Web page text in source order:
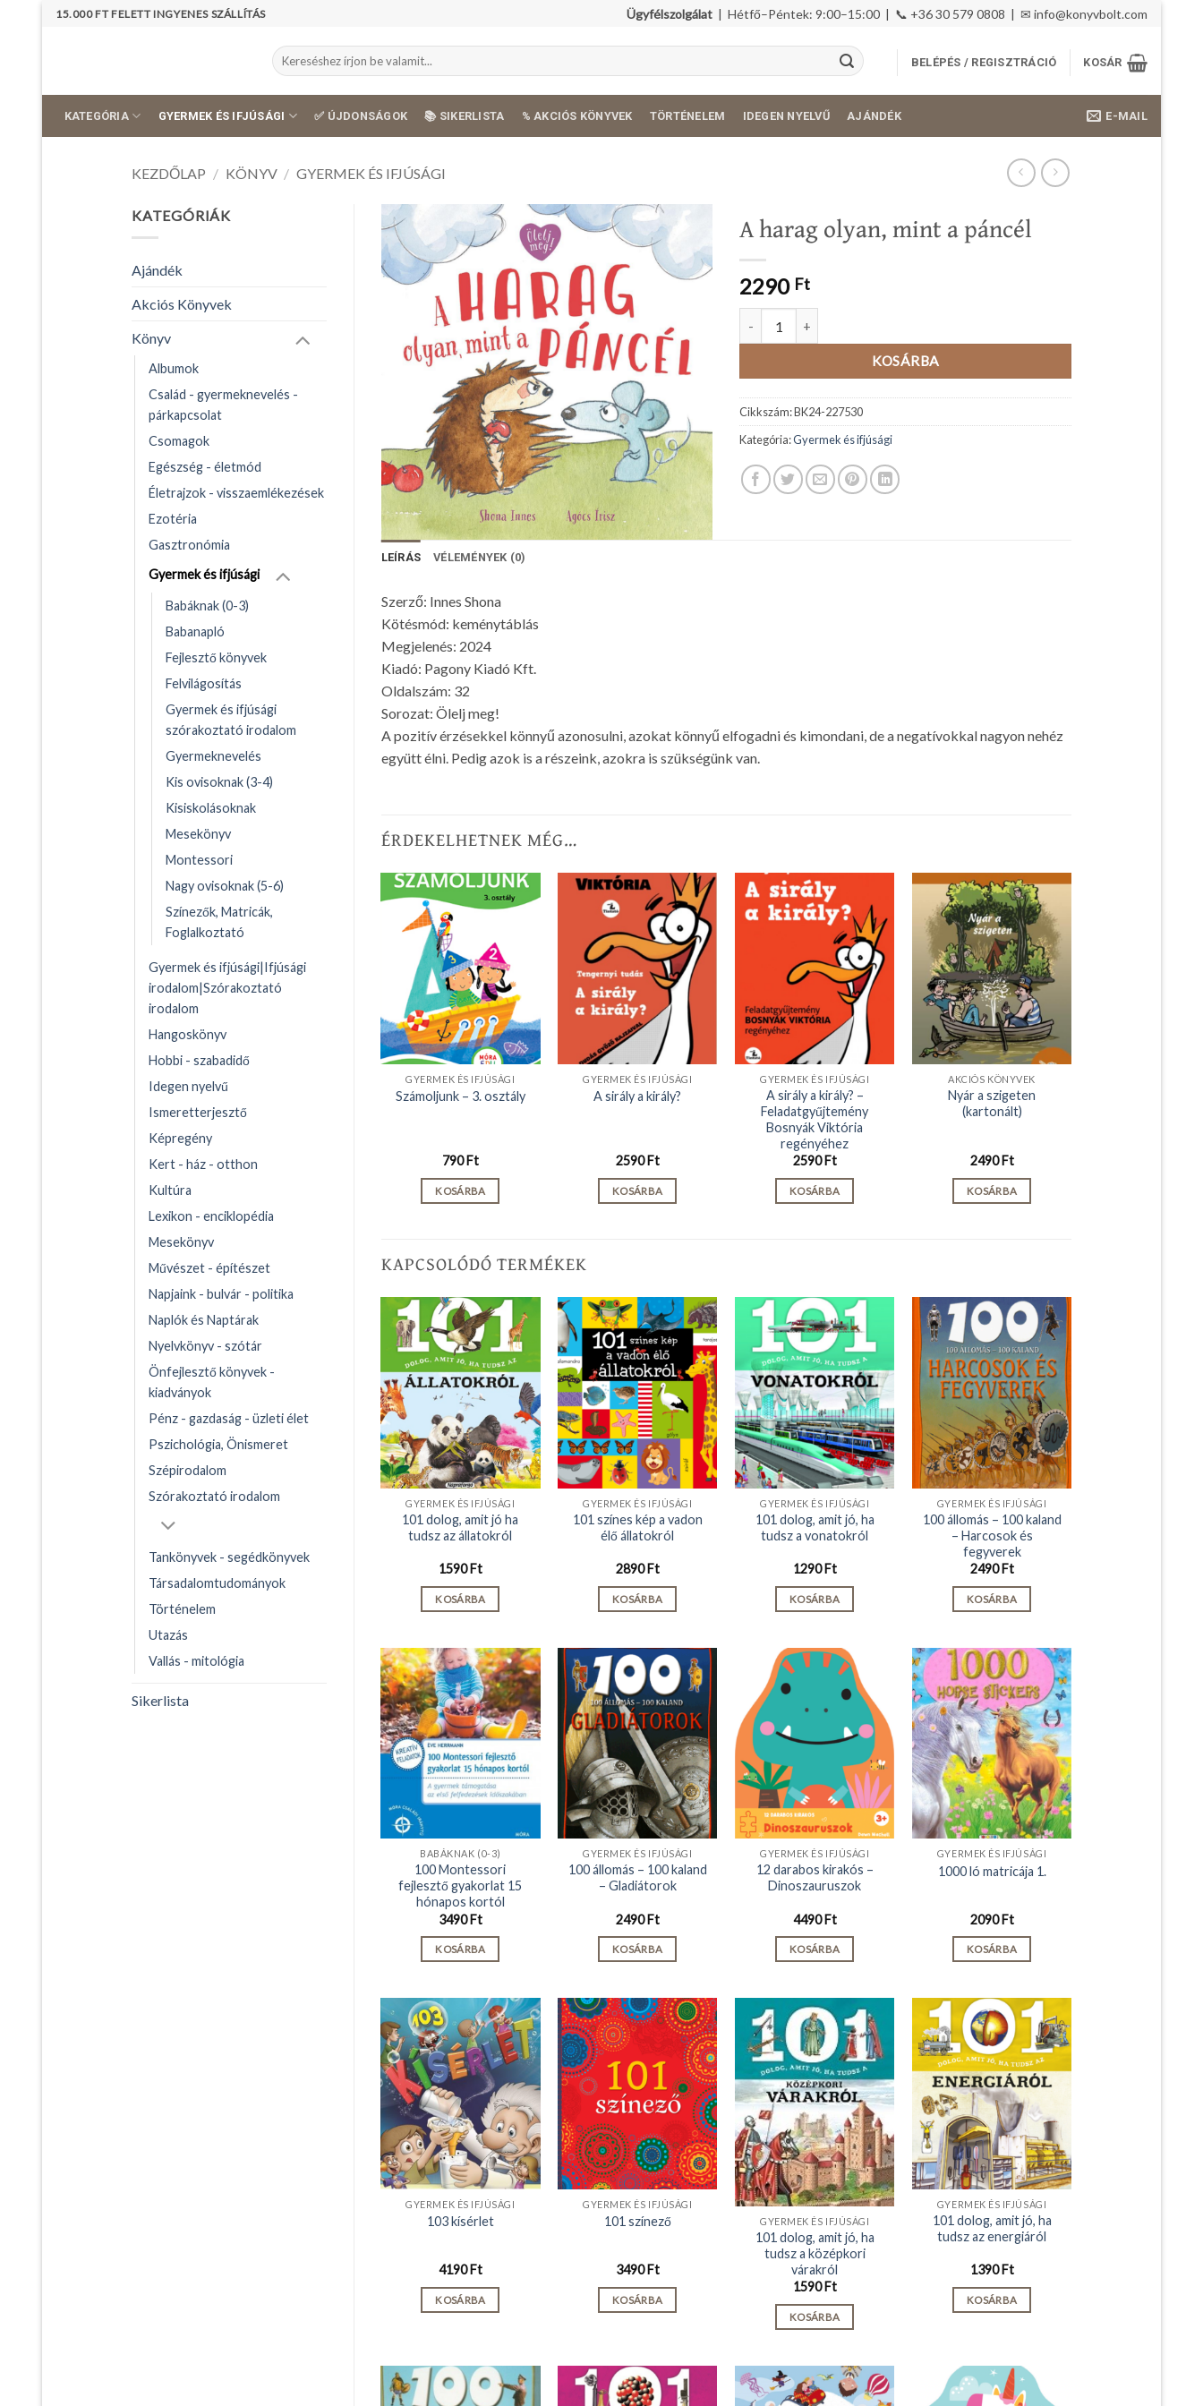
Skip
15.000 FT FELETT INGYENES SZÁLLÍTÁS Ügyfélszolgálat | Hétfő–Péntek: 9:00–15:00 | 📞 +36 30 579 0808 | ✉ info@konyvbolt.com
Keresés
a
BELÉPÉS / REGISZTRÁCIÓ KOSÁR
KATEGÓRIA GYERMEK ÉS IFJÚSÁGI ✅ ÚJDONSÁGOK 📚 SIKERLISTA % AKCIÓS KÖNYVEK TÖRTÉNELEM IDEGEN NYELVŰ AJÁNDÉK E-MAIL
KEZDŐLAP / KÖNYV / GYERMEK ÉS IFJÚSÁGI
KATEGÓRIÁK
Ajándék
Akciós Könyvek
Könyv
Albumok
Család - gyermeknevelés -
párkapcsolat
Csomagok
Egészség - életmód
Életrajzok - visszaemlékezések
Ezotéria
Gasztronómia
Gyermek és ifjúsági
Babáknak (0-3)
Babanapló
Fejlesztő könyvek
Felvilágosítás
Gyermek és ifjúsági
szórakoztató irodalom
Gyermeknevelés
Kis ovisoknak (3-4)
Kisiskolásoknak
Mesekönyv
Montessori
Nagy ovisoknak (5-6)
Színezők, Matricák,
Foglalkoztató
Gyermek és ifjúsági|Ifjúsági
irodalom|Szórakoztató
irodalom
Hangoskönyv
Hobbi - szabadidő
Idegen nyelvű
Ismeretterjesztő
Képregény
Kert - ház - otthon
Kultúra
Lexikon - enciklopédia
Mesekönyv
Művészet - építészet
Napjaink - bulvár - politika
Naplók és Naptárak
Nyelvkönyv - szótár
Önfejlesztő könyvek -
kiadványok
Pénz - gazdaság - üzleti élet
Pszichológia, Önismeret
Szépirodalom
Szórakoztató irodalom
Tankönyvek - segédkönyvek
Társadalomtudományok
Történelem
Utazás
Vallás - mitológia
Sikerlista
A harag olyan, mint a páncél
2290 Ft
KOSÁRBA
Cikkszám:BK24-227530
Kategória:Gyermek és ifjúsági
LEÍRÁS VÉLEMÉNYEK (0)
Szerző: Innes Shona
Kötésmód: keménytáblás
Megjelenés: 2024
Kiadó: Pagony Kiadó Kft.
Oldalszám: 32
Sorozat: Ölelj meg!
A pozitív érzésekkel könnyű azonosulni, azokat könnyű elfogadni és kimondani, de a negatívokkal nagyon nehéz
együtt élni. Pedig azok is a részeink, azokra is szükségünk van.
ÉRDEKELHETNEK MÉG…
GYERMEK ÉS IFJÚSÁGI
Számoljunk – 3. osztály
790Ft
KOSÁRBA
GYERMEK ÉS IFJÚSÁGI
A sirály a király?
2590Ft
KOSÁRBA
GYERMEK ÉS IFJÚSÁGI
A sirály a király? –
Feladatgyűjtemény
Bosnyák Viktória
regényéhez
2590Ft
KOSÁRBA
AKCIÓS KÖNYVEK
Nyár a szigeten
(kartonált)
2490Ft
KOSÁRBA
KAPCSOLÓDÓ TERMÉKEK
GYERMEK ÉS IFJÚSÁGI
101 dolog, amit jó ha
tudsz az állatokról
1590Ft
KOSÁRBA
GYERMEK ÉS IFJÚSÁGI
101 színes kép a vadon
élő állatokról
2890Ft
KOSÁRBA
GYERMEK ÉS IFJÚSÁGI
101 dolog, amit jó, ha
tudsz a vonatokról
1290Ft
KOSÁRBA
GYERMEK ÉS IFJÚSÁGI
100 állomás – 100 kaland
– Harcosok és
fegyverek
2490Ft
KOSÁRBA
BABÁKNAK (0-3)
100 Montessori
fejlesztő gyakorlat 15
hónapos kortól
3490Ft
KOSÁRBA
GYERMEK ÉS IFJÚSÁGI
100 állomás – 100 kaland
– Gladiátorok
2490Ft
KOSÁRBA
GYERMEK ÉS IFJÚSÁGI
12 darabos kirakós –
Dinoszauruszok
4490Ft
KOSÁRBA
GYERMEK ÉS IFJÚSÁGI
1000 ló matricája 1.
2090Ft
KOSÁRBA
GYERMEK ÉS IFJÚSÁGI
103 kísérlet
4190Ft
KOSÁRBA
GYERMEK ÉS IFJÚSÁGI
101 színező
3490Ft
KOSÁRBA
GYERMEK ÉS IFJÚSÁGI
101 dolog, amit jó, ha
tudsz a középkori
várakról
1590 Ft
KOSÁRBA
GYERMEK ÉS IFJÚSÁGI
101 dolog, amit jó, ha
tudsz az energiáról
1390Ft
KOSÁRBA